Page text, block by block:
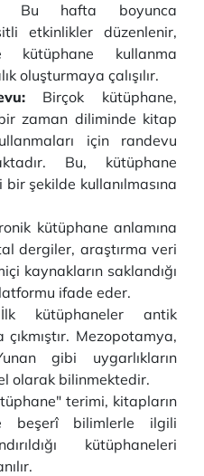
Bu hafta boyunca
etkinlikler düzenlenir,
kullanma
oluşturmaya çalışılır.
Birçok kütüphane,
bir zaman diliminde kitap
için randevu
Bu, kütüphane
bir şekilde kullanılmasına
kütüphane anlamına
dergiler, araştırma veri
kaynakların saklandığı
ifade eder.
kütüphaneler antik
Mezopotamya,
gibi uygarlıkların
olarak bilinmektedir.
terimi, kitapların
beşerî bilimlerle ilgili
kütüphaneleri